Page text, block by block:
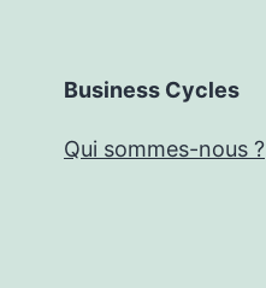
Business Cycles
Qui sommes-nous ?